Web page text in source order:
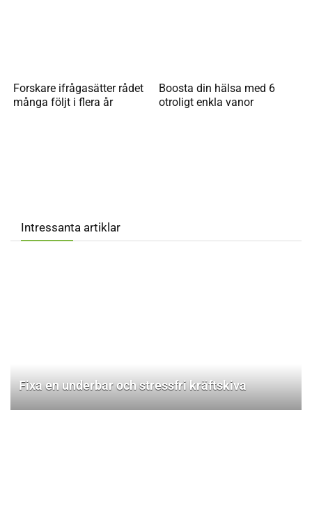
Forskare ifrågasätter rådet
många följt i flera år
Boosta din hälsa med 6
otroligt enkla vanor
Intressanta artiklar
Fixa en underbar och stressfri kräftskiva